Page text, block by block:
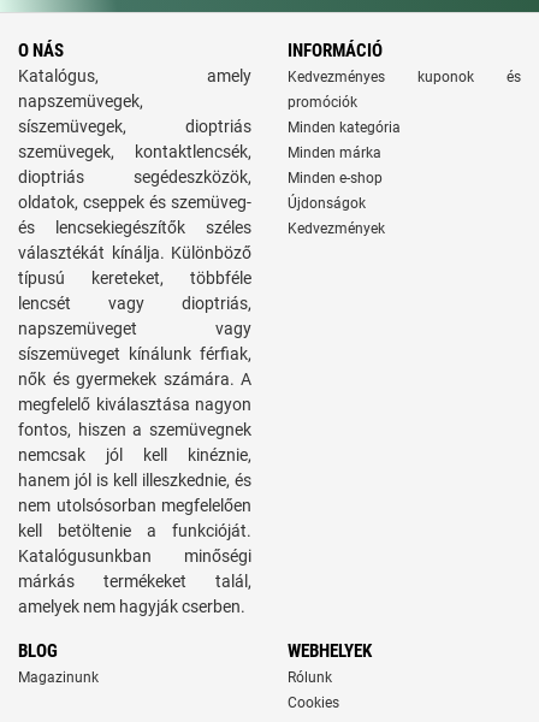
O NÁS
Katalógus, amely
napszemüvegek,
síszemüvegek, dioptriás
szemüvegek, kontaktlencsék,
dioptriás segédeszközök,
oldatok, cseppek és szemüveg-
és lencsekiegészítők széles
választékát kínálja. Különböző
típusú kereteket, többféle
lencsét vagy dioptriás,
napszemüveget vagy
síszemüveget kínálunk férfiak,
nők és gyermekek számára. A
megfelelő kiválasztása nagyon
fontos, hiszen a szemüvegnek
nemcsak jól kell kinéznie,
hanem jól is kell illeszkednie, és
nem utolsósorban megfelelően
kell betöltenie a funkcióját.
Katalógusunkban minőségi
márkás termékeket talál,
amelyek nem hagyják cserben.
INFORMÁCIÓ
Kedvezményes kuponok és
promóciók
Minden kategória
Minden márka
Minden e-shop
Újdonságok
Kedvezmények
BLOG
Magazinunk
WEBHELYEK
Rólunk
Cookies